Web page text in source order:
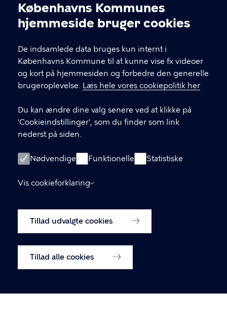
Cookieindstillinger
Københavns Kommunes
hjemmeside bruger cookies
De indsamlede data bruges kun internt i
Københavns Kommune til at kunne vise fx videoer
og kort på hjemmesiden og forbedre den generelle
brugeroplevelse. Læs hele vores cookiepolitik her
Du kan ændre dine valg senere ved at klikke på
'Cookieindstillinger', som du finder som link
nederst på siden.
Nødvendige Funktionelle Statistiske
Vis cookieforklaring
Tillad udvalgte cookies
Tillad alle cookies
Kultur og Fritid S
Kontakt dit lokale kulturhus eller idrætsanlæg
gennem menupunktet 'Huse'. Her finder du
kontaktoplysninger, åbningstider osv.
KONTAKT
Københavns Kommune Nyropsgade 3, 1602
33 66 33 66
Tilmeld dig vores nyhedsbrev
Cookiepolitik